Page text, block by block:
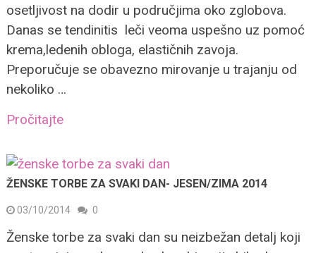
osetljivost na dodir u područjima oko zglobova.
Danas se tendinitis leči veoma uspešno uz pomoć
krema,ledenih obloga, elastičnih zavoja.
Preporučuje se obavezno mirovanje u trajanju od
nekoliko …
Pročitajte
ŽENSKE TORBE ZA SVAKI DAN- JESEN/ZIMA 2014
03/10/2014 0
Ženske torbe za svaki dan su neizbežan detalj koji